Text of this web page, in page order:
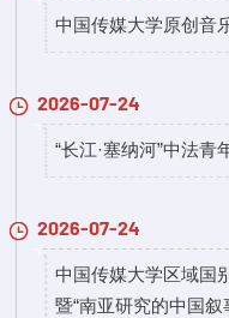
中国传媒大学原创音
2026-07-24
“长江·塞纳河”中法
2026-07-24
中国传媒大学区域国
暨“南亚研究的中国